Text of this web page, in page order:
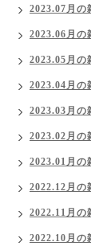
2023.07月の
2023.06月の
2023.05月の
2023.04月の
2023.03月の
2023.02月の
2023.01月の
2022.12月の
2022.11月の
2022.10月の